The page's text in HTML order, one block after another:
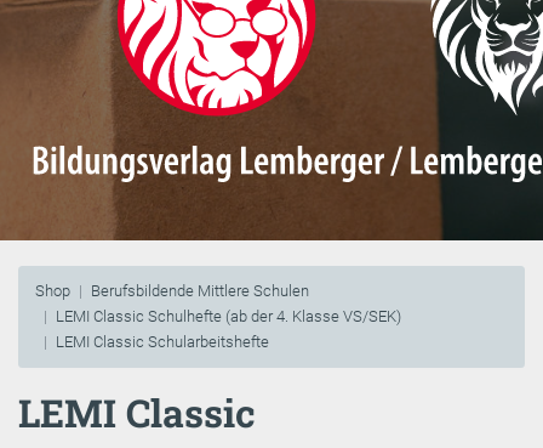
Shop
Berufsbildende Mittlere Schulen
LEMI Classic Schulhefte (ab der 4. Klasse VS/SEK)
LEMI Classic Schularbeitshefte
LEMI Classic